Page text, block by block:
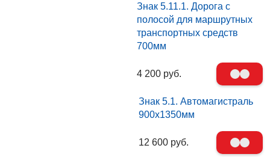
Знак 5.11.1. Дорога с
полосой для маршрутных
транспортных средств
700мм
4 200 руб.
Знак 5.1. Автомагистраль
900х1350мм
12 600 руб.